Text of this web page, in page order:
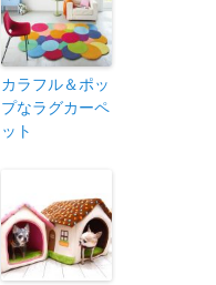
カラフル＆ポッ
プなラグカーペ
ット